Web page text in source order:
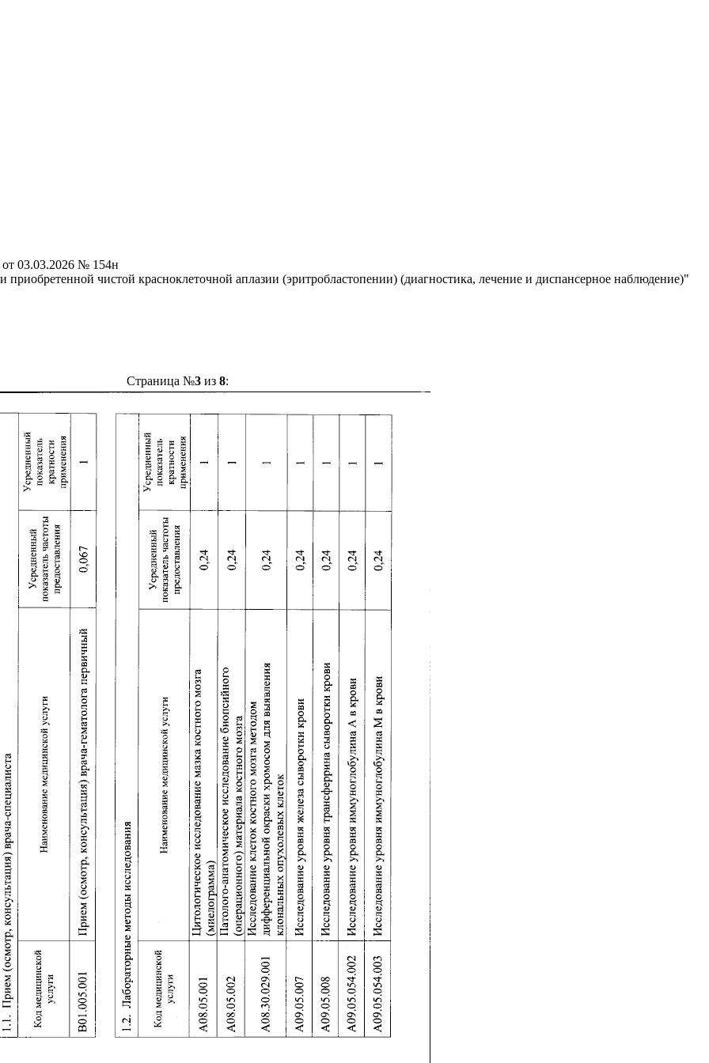
03.03.2026 № 154н
чистой красноклеточной аплазии (эритробластопении) (диагностика, лечение и диспансерное наблюдение)"
Страница №3из 8: